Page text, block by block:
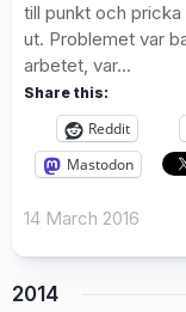
till punkt och
ut. Problemet var
arbetet, var...
Share this:
Reddit
Mastodon
14 March 2016
2014